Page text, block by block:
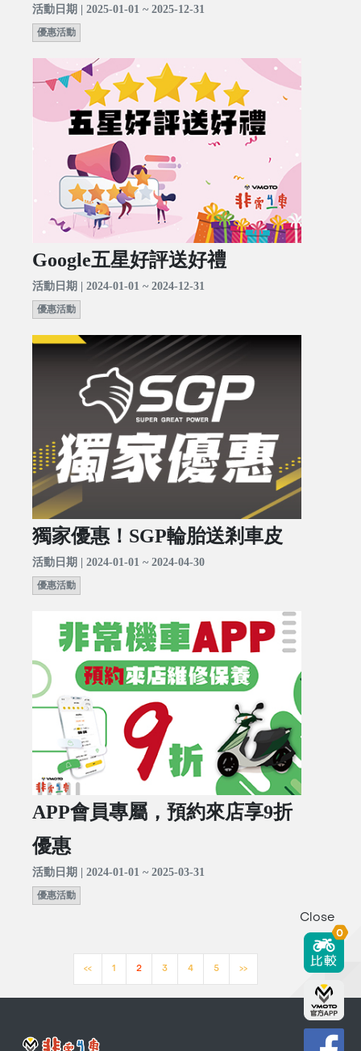
活動日期 | 2025-01-01 ~ 2025-12-31
優惠活動
Google五星好評送好禮
活動日期 | 2024-01-01 ~ 2024-12-31
優惠活動
獨家優惠！SGP輪胎送剎車皮
活動日期 | 2024-01-01 ~ 2024-04-30
優惠活動
APP會員專屬，預約來店享9折
優惠
活動日期 | 2024-01-01 ~ 2025-03-31
優惠活動
<< 1 2 3 4 5 >>
Close
0